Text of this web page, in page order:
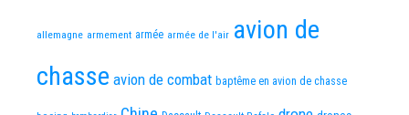
allemagne armement armée armée de l'air avion de
chasse avion de combat baptême en avion de chasse